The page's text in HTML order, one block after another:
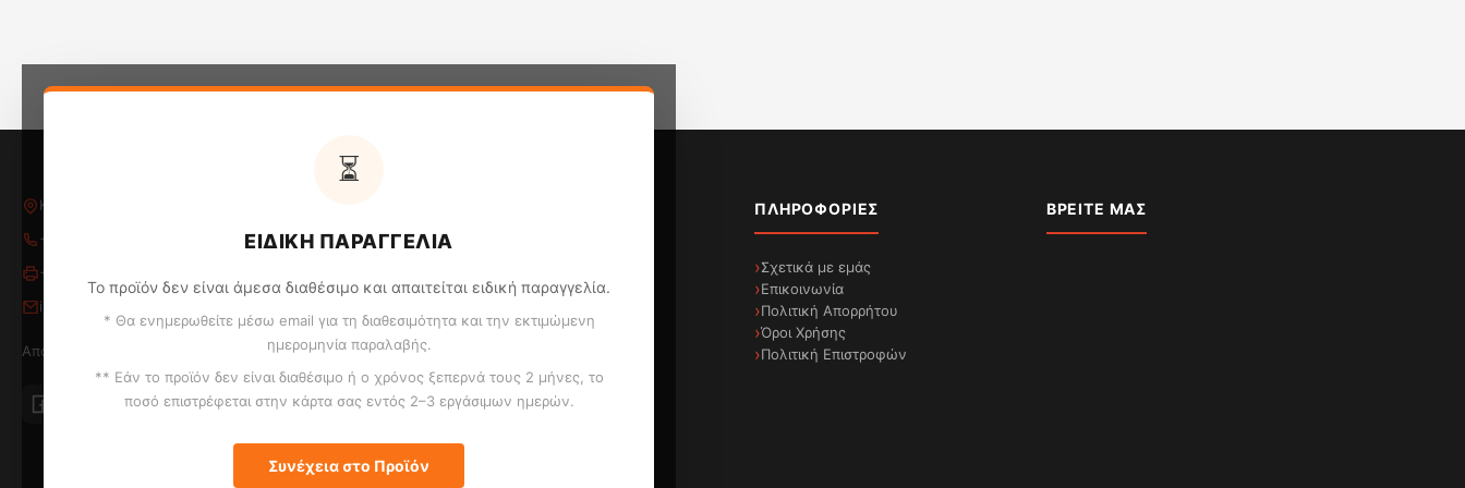
Τα αγαπημένα σας κρασιά σε τέλεια παρουσίαση, είναι στη διάθεσή σας.
⏳
ΕΙΔΙΚΗ ΠΑΡΑΓΓΕΛΙΑ
Το προϊόν δεν είναι άμεσα διαθέσιμο και απαιτείται ειδική παραγγελία.
* Θα ενημερωθείτε μέσω email για τη διαθεσιμότητα και την εκτιμώμενη
ημερομηνία παραλαβής.
** Εάν το προϊόν δεν είναι διαθέσιμο ή ο χρόνος ξεπερνά τους 2 μήνες, το
ποσό επιστρέφεται στην κάρτα σας εντός 2–3 εργάσιμων ημερών.
Συνέχεια στο Προϊόν
Κλεοβούλου Παπακυριακού 5, Λάρνακα 6018, Κύπρος
+357 24 652653
+357 24 655324
info@kontopyrgos.com
Αποστολή σε Λάρνακα, Λεμεσό, Λευκωσία και Πάφο
Οικιακές Συσκευές
Εντοιχιζόμενες Συσκευές
Προσωπική Φροντίδα
Ψησταριές BBQ
ΠΛΗΡΟΦΟΡΊΕΣ
Σχετικά με εμάς
Επικοινωνία
Πολιτική Απορρήτου
Όροι Χρήσης
Πολιτική Επιστροφών
ΒΡΕΊΤΕ ΜΑΣ